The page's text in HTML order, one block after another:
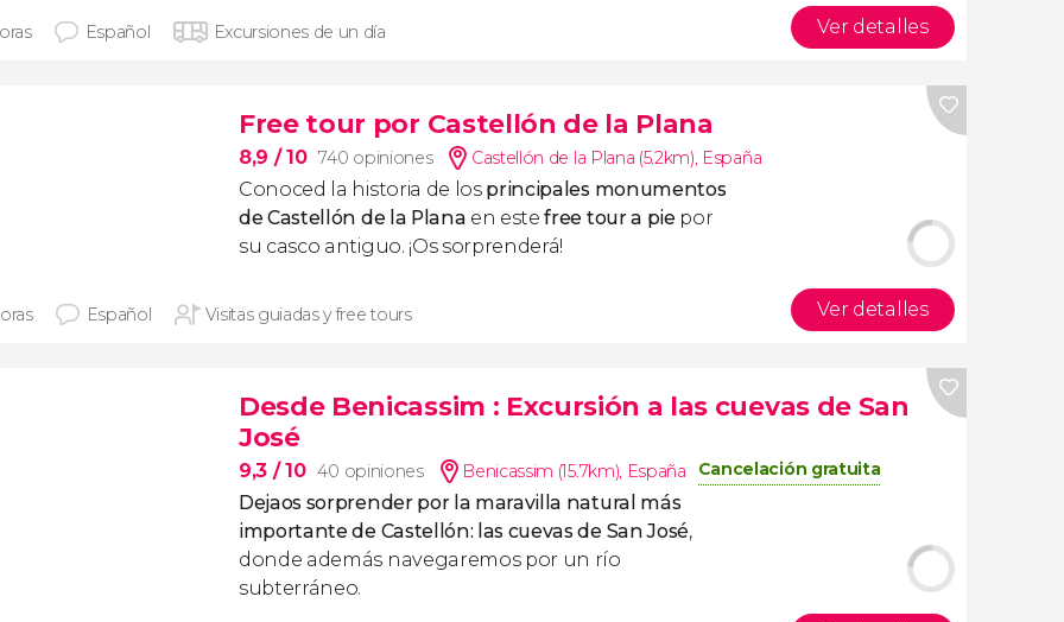
Español Excursiones de un día Ver detalles
Free tour por Castellón de la Plana
8,9 / 10 740 opiniones Castellón de la Plana (5.2km), España
Conoced la historia de los principales monumentos
de Castellón de la Plana en estefree tour a pie por
su casco antiguo. ¡Os sorprenderá!
Español Visitas guiadas y free tours Ver detalles
Desde Benicassim : Excursión a las cuevas de San
José
9,3 / 10 40 opiniones Benicassim (15.7km), España Cancelación gratuita
Dejaos sorprender por la maravilla natural más
importante de Castellón: las cuevas de San José,
donde además navegaremos por un río
subterráneo.